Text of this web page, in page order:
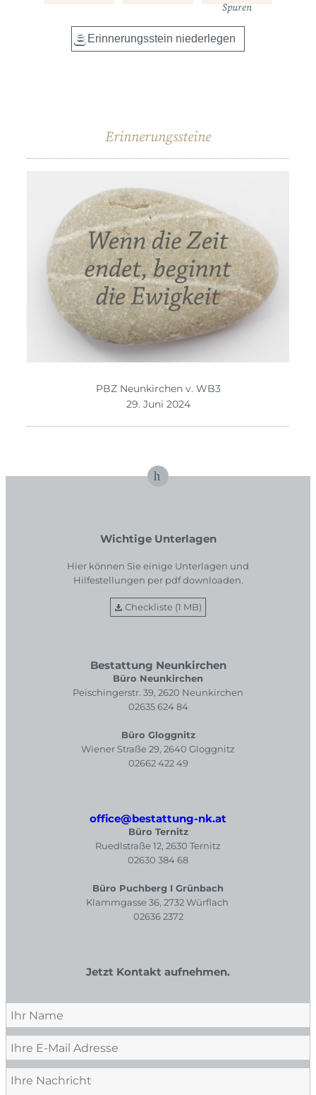
Spuren
Erinnerungssteine
PBZ Neunkirchen v. WB3
29. Juni 2024
Wichtige Unterlagen
Hier können Sie einige Unterlagen und
Hilfestellungen per pdf downloaden.
Checkliste (1 MB)
Bestattung Neunkirchen
Büro Neunkirchen
Peischingerstr. 39, 2620 Neunkirchen
02635 624 84
Büro Gloggnitz
Wiener Straße 29, 2640 Gloggnitz
02662 422 49
office@bestattung-nk.at
Büro Ternitz
Ruedlstraße 12, 2630 Ternitz
02630 384 68
Büro Puchberg I Grünbach
Klammgasse 36, 2732 Würflach
02636 2372
Jetzt Kontakt aufnehmen.